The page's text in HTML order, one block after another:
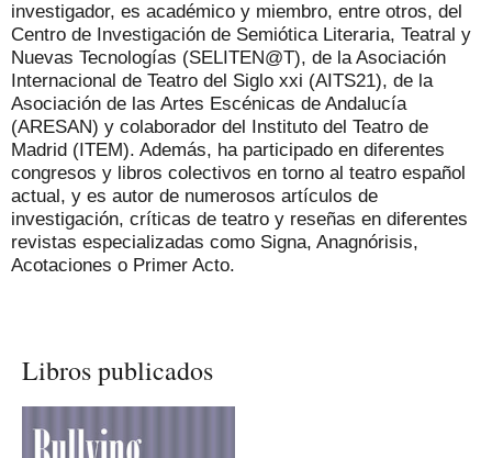
investigador, es académico y miembro, entre otros, del
Centro de Investigación de Semiótica Literaria, Teatral y
Nuevas Tecnologías (SELITEN@T), de la Asociación
Internacional de Teatro del Siglo xxi (AITS21), de la
Asociación de las Artes Escénicas de Andalucía
(ARESAN) y colaborador del Instituto del Teatro de
Madrid (ITEM). Además, ha participado en diferentes
congresos y libros colectivos en torno al teatro español
actual, y es autor de numerosos artículos de
investigación, críticas de teatro y reseñas en diferentes
revistas especializadas como Signa, Anagnórisis,
Acotaciones o Primer Acto.
Libros publicados